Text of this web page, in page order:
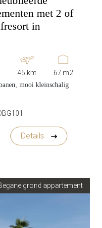
met 2 of
in
45 km 67 m2
mooi kleinschalig
Details
grond appartement